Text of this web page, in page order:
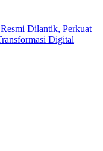
Dilantik, Perkuat
Digital